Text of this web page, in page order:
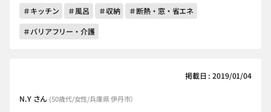
＃キッチン
＃風呂 ＃収納
＃断熱・窓・省エネ
＃バリアフリー・介護
掲載日 : 2019/01/04
N.Y さん (50歳代/女性/兵庫県 伊丹市）